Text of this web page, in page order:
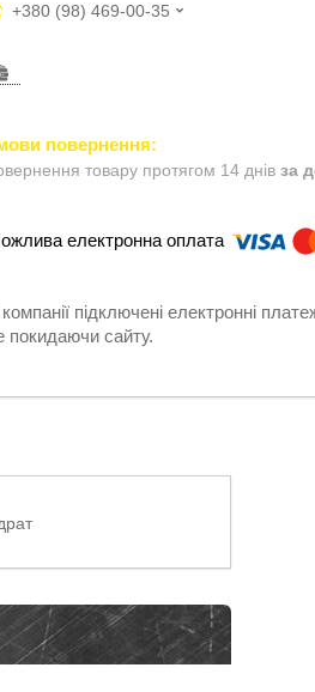
+380 (98) 469-00-35
товару протягом 14 днів за
підключені електронні
покидаючи сайту.